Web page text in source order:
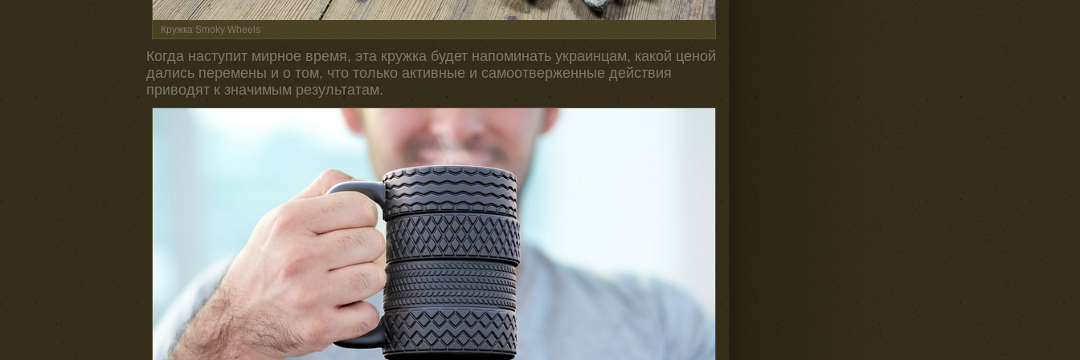
Кружка Smoky Wheels
Когда наступит мирное время, эта кружка будет напоминать украинцам, какой ценой
дались перемены и о том, что только активные и самоотверженные действия
приводят к значимым результатам.